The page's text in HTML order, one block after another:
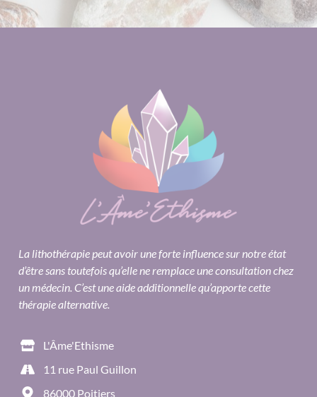
La lithothérapie peut avoir une forte influence sur notre état
d’être sans toutefois qu’elle ne remplace une consultation chez
un médecin. C’est une aide additionnelle qu’apporte cette
thérapie alternative.
L'Âme'Ethisme
11 rue Paul Guillon
86000 Poitiers